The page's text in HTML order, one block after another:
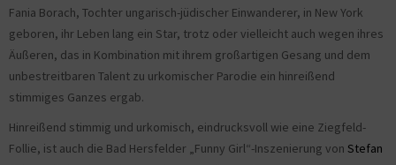
Fania Borach, Tochter ungarisch-jüdischer Einwanderer, in New York
geboren, ihr Leben lang ein Star, trotz oder vielleicht auch wegen ihres
Äußeren, das in Kombination mit ihrem großartigen Gesang und dem
unbestreitbaren Talent zu urkomischer Parodie ein hinreißend
stimmiges Ganzes ergab.
Hinreißend stimmig und urkomisch, eindrucksvoll wie eine Ziegfeld-
Follie, ist auch die Bad Hersfelder „Funny Girl“-Inszenierung von Stefan